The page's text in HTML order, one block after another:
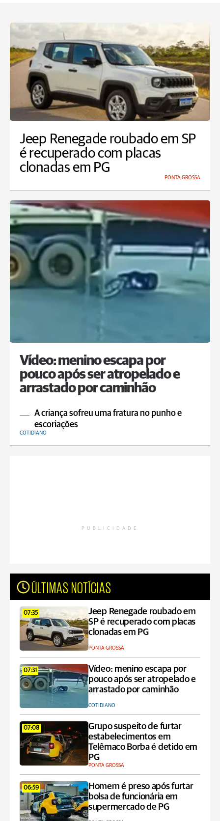
Jeep Renegade roubado em SP
é recuperado com placas
clonadas em PG
PONTA GROSSA
Vídeo: menino escapa por
pouco após ser atropelado e
arrastado por caminhão
A criança sofreu uma fratura no punho e
escoriações
COTIDIANO
PUBLICIDADE
ÚLTIMAS NOTÍCIAS
07:35
Jeep Renegade roubado em
SP é recuperado com placas
clonadas em PG
PONTA GROSSA
07:31
Vídeo: menino escapa por
pouco após ser atropelado e
arrastado por caminhão
COTIDIANO
07:08
Grupo suspeito de furtar
estabelecimentos em
Telêmaco Borba é detido em
PG
PONTA GROSSA
06:59
Homem é preso após furtar
bolsa de funcionária em
supermercado de PG